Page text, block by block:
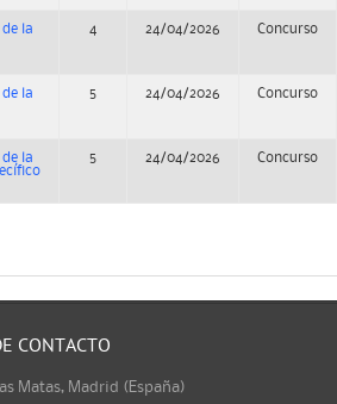
la
4 24/04/2026 Concurso
la
5 24/04/2026 Concurso
la
5 24/04/2026 Concurso
CONTACTO
Matas, Madrid (España)